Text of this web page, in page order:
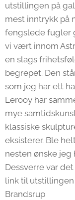
utstillingen på
mest inntrykk på
fengslede fugler
vi vært innom
en slags
begrepet. Den
som jeg har ett
Lerooy har
mye
klassiske
eksisterer. Ble
nesten ønske jeg
Dessverre var
link til utstillingen
Brandsrup